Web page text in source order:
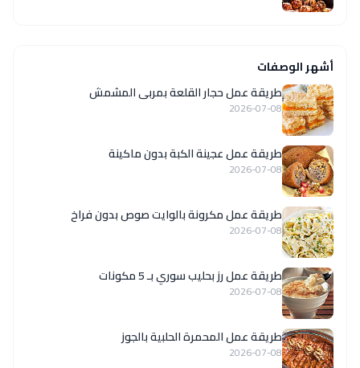
أشهر الوصفات
طريقة عمل حجار القلعة بمربى المشمش
2026-07-08
طريقة عمل عجينة الكبة بدون ماكينة
2026-07-08
طريقة عمل مكرونة بالوايت صوص بدون فراخ
2026-07-08
طريقة عمل رز بحليب سوري بـ 5 مكونات
2026-07-08
طريقة عمل المحمرة الحلبية بالجوز
2026-07-08